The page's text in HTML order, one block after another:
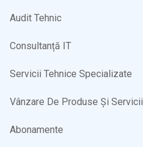
Audit Tehnic
Consultanță IT
Servicii Tehnice Specializate
Vânzare De Produse Și Servicii
Abonamente